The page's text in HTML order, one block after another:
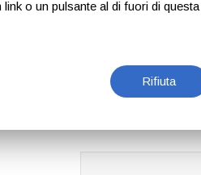
o un pulsante al di fuori di
Rifiuta